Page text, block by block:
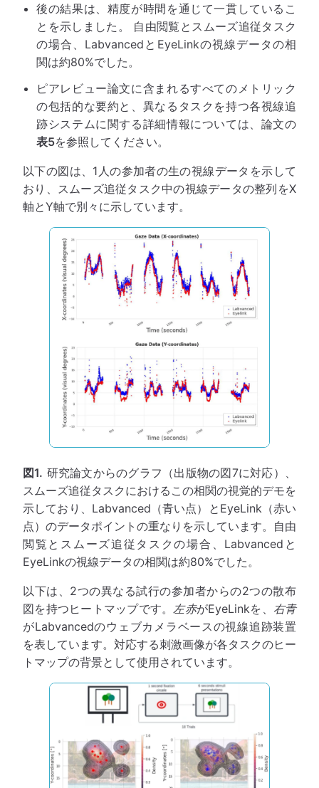
後の結果は、精度が時間を通じて一貫しているこ
とを示しました。 自由閲覧とスムーズ追従タスク
の場合、LabvancedとEyeLinkの視線データの相
関は約80%でした。
ピアレビュー論文に含まれるすべてのメトリック
の包括的な要約と、異なるタスクを持つ各視線追
跡システムに関する詳細情報については、論文の
表5を参照してください。
以下の図は、1人の参加者の生の視線データを示して
おり、スムーズ追従タスク中の視線データの整列をX
軸とY軸で別々に示しています。
図1. 研究論文からのグラフ（出版物の図7に対応）、
スムーズ追従タスクにおけるこの相関の視覚的デモを
示しており、Labvanced（青い点）とEyeLink（赤い
点）のデータポイントの重なりを示しています。自由
閲覧とスムーズ追従タスクの場合、Labvancedと
EyeLinkの視線データの相関は約80%でした。
以下は、2つの異なる試行の参加者からの2つの散布
図を持つヒートマップです。 左赤がEyeLinkを、 右青
がLabvancedのウェブカメラベースの視線追跡装置
を表しています。対応する刺激画像が各タスクのヒー
トマップの背景として使用されています。